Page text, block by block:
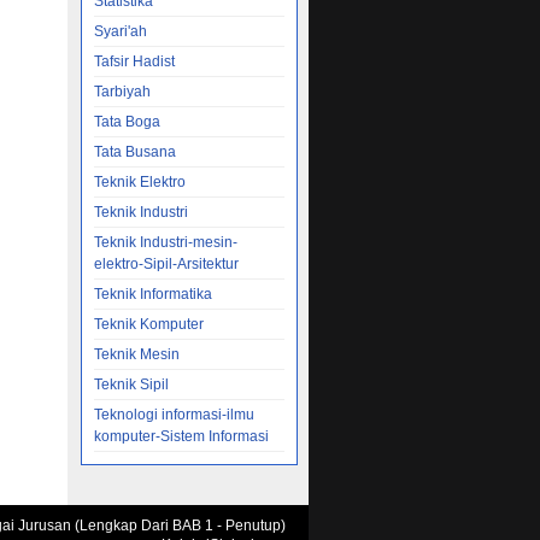
Syari'ah
Tafsir Hadist
Tarbiyah
Tata Boga
Tata Busana
Teknik Elektro
Teknik Industri
Teknik Industri-mesin-
elektro-Sipil-Arsitektur
Teknik Informatika
Teknik Komputer
Teknik Mesin
Teknik Sipil
Teknologi informasi-ilmu
komputer-Sistem Informasi
Jurusan (Lengkap Dari BAB 1 - Penutup)